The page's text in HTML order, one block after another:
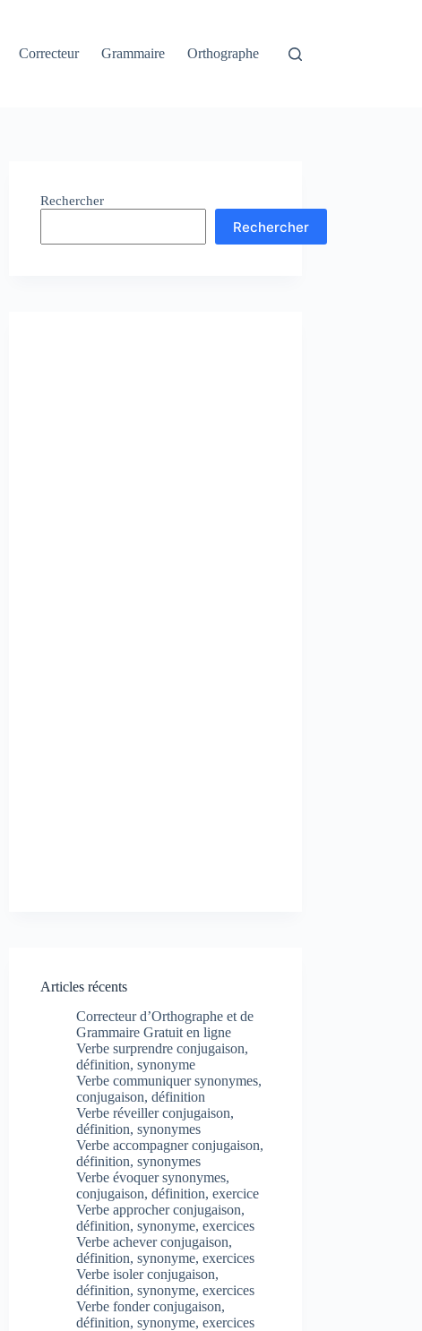
Correcteur Grammaire Orthographe
Rechercher
Rechercher
Articles récents
Correcteur d’Orthographe et de
Grammaire Gratuit en ligne
Verbe surprendre conjugaison,
définition, synonyme
Verbe communiquer synonymes,
conjugaison, définition
Verbe réveiller conjugaison,
définition, synonymes
Verbe accompagner conjugaison,
définition, synonymes
Verbe évoquer synonymes,
conjugaison, définition, exercice
Verbe approcher conjugaison,
définition, synonyme, exercices
Verbe achever conjugaison,
définition, synonyme, exercices
Verbe isoler conjugaison,
définition, synonyme, exercices
Verbe fonder conjugaison,
définition, synonyme, exercices